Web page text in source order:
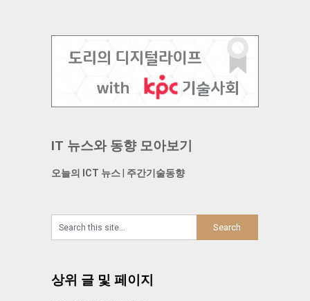
IT 뉴스와 동향 모아보기
오늘의 ICT 뉴스| 주간기술동향
상위 글 및 페이지